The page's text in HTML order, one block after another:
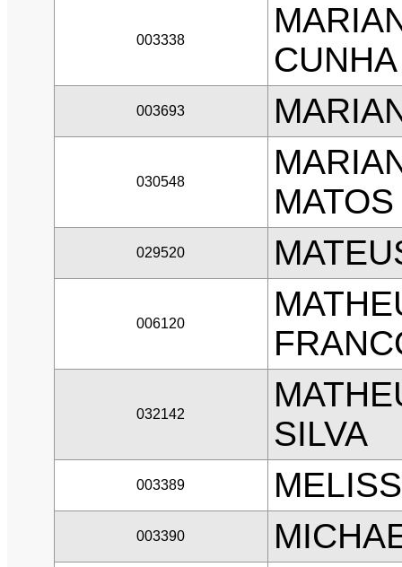
003338
CUNHA
003693
030548
MATOS
029520
006120
032142
SILVA
003389
003390